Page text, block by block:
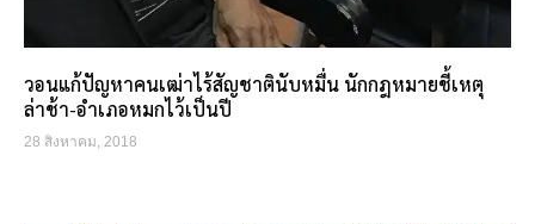
วอนแก้ปัญหาคนเฒ่าไร้สัญชาตินับหมื่น นักกฎหมายชี้เหตุ
ล่าช้า-อำเภอหมกไว้เป็นปี
28 สิงหาคม, 2018